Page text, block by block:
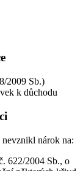
2009 Sb.)
k důchodu
nevznikl nárok na:
622/2004 Sb., o